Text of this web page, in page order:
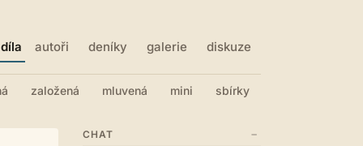
díla autoři deníky galerie diskuze
založená mluvená mini sbírky
CHAT −